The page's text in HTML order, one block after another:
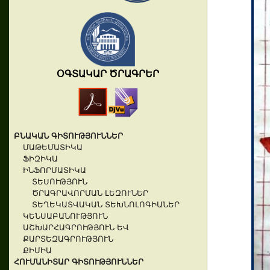
ՕԳՏԱԿԱՐ ԾՐԱԳՐԵՐ
ԲՆԱԿԱՆ ԳԻՏՈՒԹՅՈՒՆՆԵՐ
ՄԱԹԵՄԱՏԻԿԱ
ՖԻԶԻԿԱ
ԻՆՖՈՐՄԱՏԻԿԱ
ՏԵՍՈՒԹՅՈՒՆ
ԾՐԱԳՐԱՎՈՐՄԱՆ ԼԵԶՈՒՆԵՐ
ՏԵՂԵԿԱՏՎԱԿԱՆ ՏԵԽՆՈԼՈԳԻԱՆԵՐ
ԿԵՆՍԱԲԱՆՈՒԹՅՈՒՆ
ԱՇԽԱՐՀԱԳՐՈՒԹՅՈՒՆ ԵՎ
ՔԱՐՏԵԶԱԳՐՈՒԹՅՈՒՆ
ՔԻՄԻԱ
ՀՈՒՄԱՆԻՏԱՐ ԳԻՏՈՒԹՅՈՒՆՆԵՐ